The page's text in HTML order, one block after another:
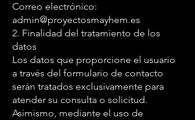
Correo electrónico:
admin@proyectosmayhem.es
2. Finalidad del tratamiento de los
datos
Los datos que proporcione el usuario
a través del formulario de contacto
serán tratados exclusivamente para
atender su consulta o solicitud.
Asimismo, mediante el uso de